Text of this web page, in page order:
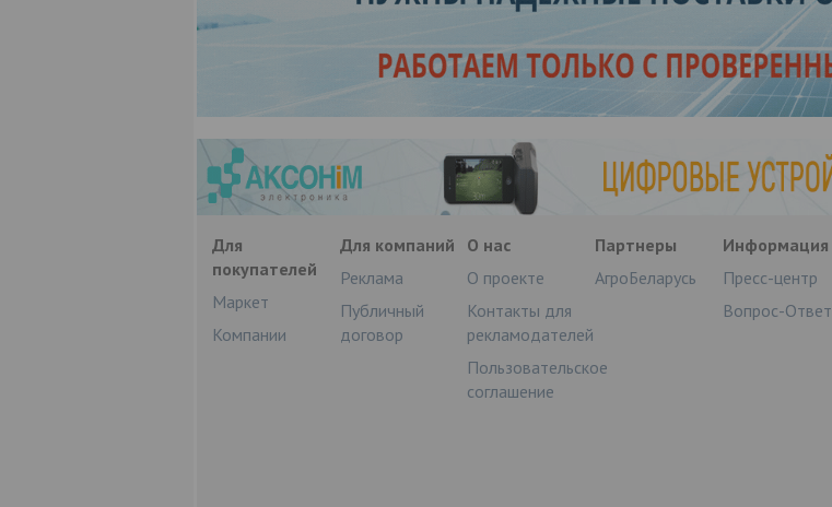
Для
покупателей
Маркет
Компании
Для компаний
Реклама
Публичный
договор
О нас
О проекте
Контакты для
рекламодателей
Пользовательское
соглашение
Партнеры
АгроБеларусь
Информация
Пресс-центр
Вопрос-Ответ